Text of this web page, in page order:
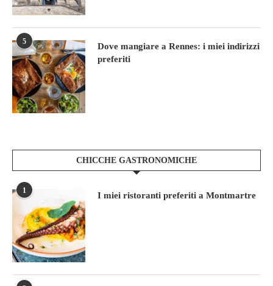
5
Dove mangiare a Rennes: i miei indirizzi
preferiti
CHICCHE GASTRONOMICHE
1
I miei ristoranti preferiti a Montmartre